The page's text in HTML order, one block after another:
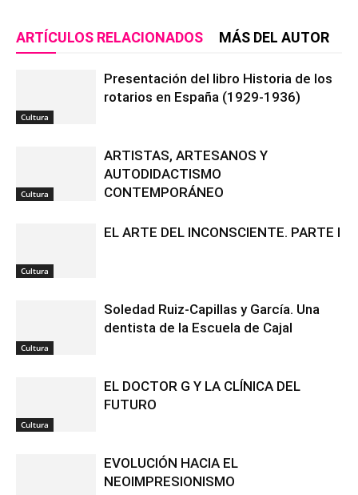
ARTÍCULOS RELACIONADOS MÁS DEL AUTOR
Cultura
Presentación del libro Historia de los
rotarios en España (1929-1936)
Cultura
ARTISTAS, ARTESANOS Y
AUTODIDACTISMO
CONTEMPORÁNEO
Cultura
EL ARTE DEL INCONSCIENTE. PARTE I
Cultura
Soledad Ruiz-Capillas y García. Una
dentista de la Escuela de Cajal
Cultura
EL DOCTOR G Y LA CLÍNICA DEL
FUTURO
EVOLUCIÓN HACIA EL
NEOIMPRESIONISMO